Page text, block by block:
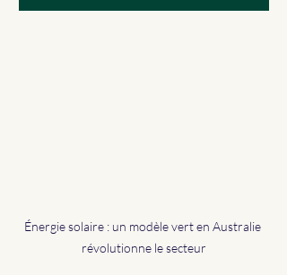
Énergie solaire : un modèle vert en Australie
révolutionne le secteur